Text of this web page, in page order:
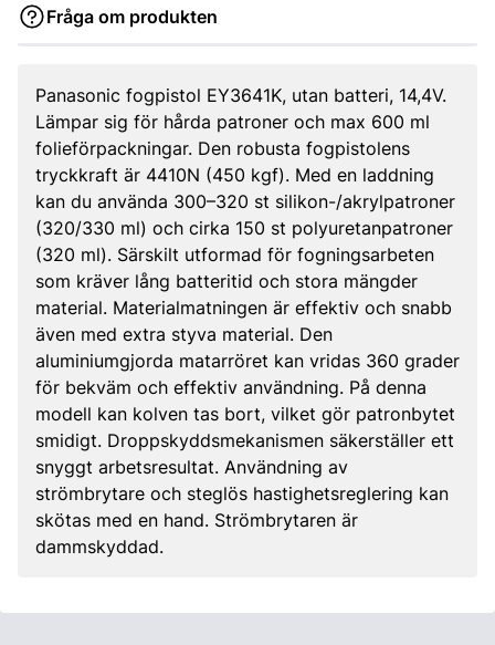
Fråga om produkten
Panasonic fogpistol EY3641K, utan batteri, 14,4V.
Lämpar sig för hårda patroner och max 600 ml
folieförpackningar. Den robusta fogpistolens
tryckkraft är 4410N (450 kgf). Med en laddning
kan du använda 300–320 st silikon-/akrylpatroner
(320/330 ml) och cirka 150 st polyuretanpatroner
(320 ml). Särskilt utformad för fogningsarbeten
som kräver lång batteritid och stora mängder
material. Materialmatningen är effektiv och snabb
även med extra styva material. Den
aluminiumgjorda matarröret kan vridas 360 grader
för bekväm och effektiv användning. På denna
modell kan kolven tas bort, vilket gör patronbytet
smidigt. Droppskyddsmekanismen säkerställer ett
snyggt arbetsresultat. Användning av
strömbrytare och steglös hastighetsreglering kan
skötas med en hand. Strömbrytaren är
dammskyddad.